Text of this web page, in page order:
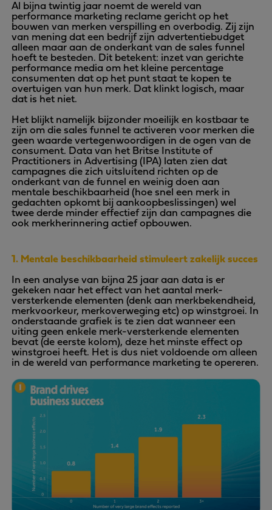
Al bijna twintig jaar noemt de wereld van
performance marketing reclame gericht op het
bouwen van merken verspilling en overbodig. Zij zijn
van mening dat een bedrijf zijn advertentiebudget
alleen maar aan de onderkant van de sales funnel
hoeft te besteden. Dit betekent: inzet van gerichte
performance media om het kleine percentage
consumenten dat op het punt staat te kopen te
overtuigen van hun merk. Dat klinkt logisch, maar
dat is het niet.
Het blijkt namelijk bijzonder moeilijk en kostbaar te
zijn om die sales funnel te activeren voor merken die
geen waarde vertegenwoordigen in de ogen van de
consument. Data van het Britse Institute of
Practitioners in Advertising (IPA) laten zien dat
campagnes die zich uitsluitend richten op de
onderkant van de funnel en weinig doen aan
mentale beschikbaarheid (hoe snel een merk in
gedachten opkomt bij aankoopbeslissingen) wel
twee derde minder effectief zijn dan campagnes die
ook merkherinnering actief opbouwen.
1. Mentale beschikbaarheid stimuleert zakelijk succes
In een analyse van bijna 25 jaar aan data is er
gekeken naar het effect van het aantal merk-
versterkende elementen (denk aan merkbekendheid,
merkvoorkeur, merkoverweging etc) op winstgroei. In
onderstaande grafiek is te zien dat wanneer een
uiting geen enkele merk-versterkende elementen
bevat (de eerste kolom), deze het minste effect op
winstgroei heeft. Het is dus niet voldoende om alleen
in de wereld van performance marketing te opereren.